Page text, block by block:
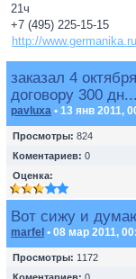
21ч
+7 (495) 225-15-15
http://
заказал 4
договору 300 дн...
pavluxa • 13 янв 2011,
Просмотры: 824
Коментариев: 0
Оценка:
Вот сижу и
marfel • 08 мар 2011,
Просмотры: 1172